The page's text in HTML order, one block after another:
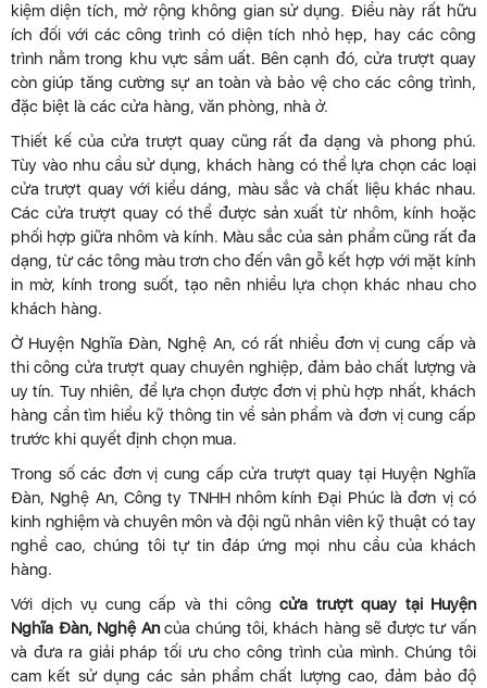
kiệm diện tích, mở rộng không gian sử dụng. Điều này rất hữu
ích đối với các công trình có diện tích nhỏ hẹp, hay các công
trình nằm trong khu vực sầm uất. Bên cạnh đó, cửa trượt quay
còn giúp tăng cường sự an toàn và bảo vệ cho các công trình,
đặc biệt là các cửa hàng, văn phòng, nhà ở.
Thiết kế của cửa trượt quay cũng rất đa dạng và phong phú.
Tùy vào nhu cầu sử dụng, khách hàng có thể lựa chọn các loại
cửa trượt quay với kiểu dáng, màu sắc và chất liệu khác nhau.
Các cửa trượt quay có thể được sản xuất từ nhôm, kính hoặc
phối hợp giữa nhôm và kính. Màu sắc của sản phẩm cũng rất đa
dạng, từ các tông màu trơn cho đến vân gỗ kết hợp với mặt kính
in mờ, kính trong suốt, tạo nên nhiều lựa chọn khác nhau cho
khách hàng.
Ở Huyện Nghĩa Đàn, Nghệ An, có rất nhiều đơn vị cung cấp và
thi công cửa trượt quay chuyên nghiệp, đảm bảo chất lượng và
uy tín. Tuy nhiên, để lựa chọn được đơn vị phù hợp nhất, khách
hàng cần tìm hiểu kỹ thông tin về sản phẩm và đơn vị cung cấp
trước khi quyết định chọn mua.
Trong số các đơn vị cung cấp cửa trượt quay tại Huyện Nghĩa
Đàn, Nghệ An, Công ty TNHH nhôm kính Đại Phúc là đơn vị có
kinh nghiệm và chuyên môn và đội ngũ nhân viên kỹ thuật có tay
nghề cao, chúng tôi tự tin đáp ứng mọi nhu cầu của khách
hàng.
Với dịch vụ cung cấp và thi công cửa trượt quay tại Huyện
Nghĩa Đàn, Nghệ Ancủa chúng tôi, khách hàng sẽ được tư vấn
và đưa ra giải pháp tối ưu cho công trình của mình. Chúng tôi
cam kết sử dụng các sản phẩm chất lượng cao, đảm bảo độ